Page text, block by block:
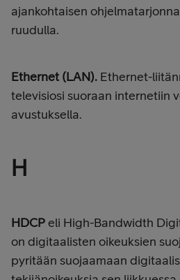
ajankohtaisen
ruudulla.
Ethernet (LAN). Ethernet-
televisiosi suoraan internetiin
avustuksella.
H
HDCPeli High-Bandwidth
on digitaalisten oikeuksien
pyritään suojaamaan